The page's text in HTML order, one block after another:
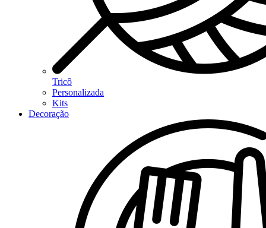
Tricô
Personalizada
Kits
Decoração